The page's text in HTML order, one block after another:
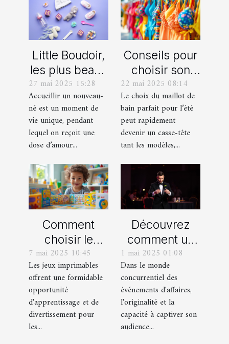
Little Boudoir,
les plus beaux
cadeaux de
naissance
personnalisés
!
27 mai 2025 15:28
Accueillir un nouveau-
né est un moment de
vie unique, pendant
lequel on reçoit une
dose d’amour...
Conseils pour
choisir son
maillot de bain
idéal pour l'été
22 mai 2025 08:14
Le choix du maillot de
bain parfait pour l’été
peut rapidement
devenir un casse-tête
tant les modèles,...
Comment
choisir le
meilleur jeu
imprimable
pour votre
enfant
7 mai 2025 10:45
Les jeux imprimables
offrent une formidable
opportunité
d'apprentissage et de
divertissement pour
les...
Découvrez
comment un
spectacle de
magie
transforme les
événements
professionnels
1 mai 2025 01:08
Dans le monde
concurrentiel des
événements d'affaires,
l'originalité et la
capacité à captiver son
audience...